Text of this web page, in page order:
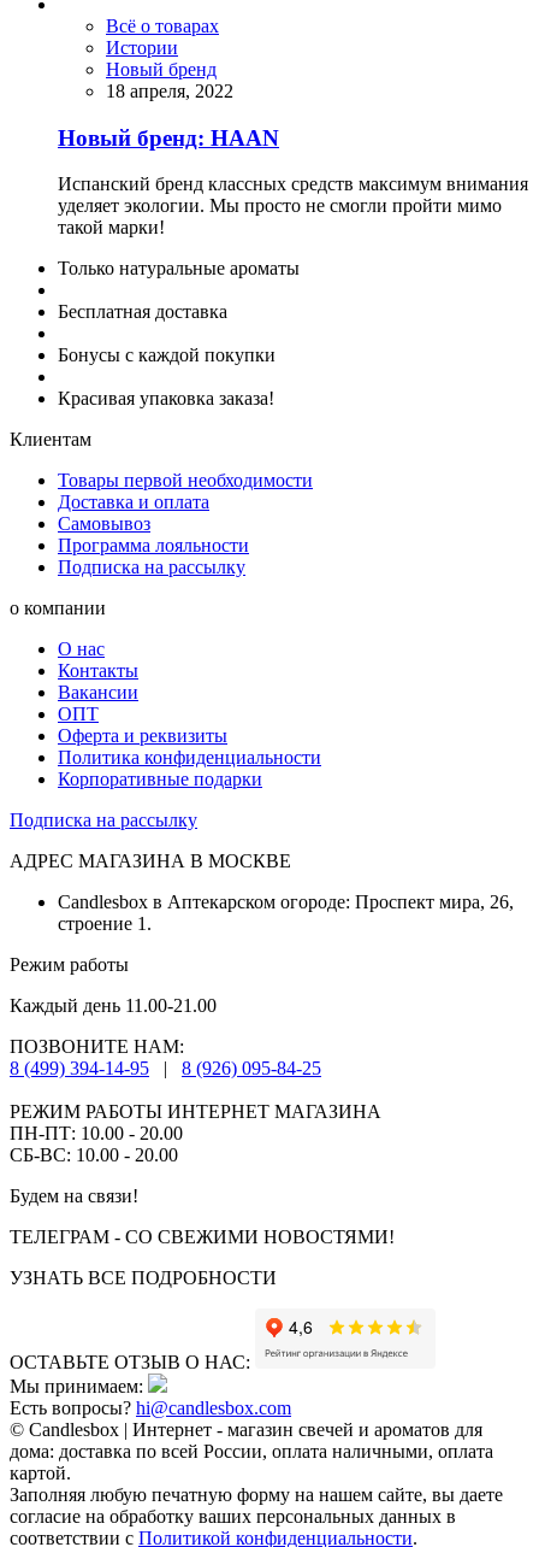
Всё о товарах
Истории
Новый бренд
18 апреля, 2022
Новый бренд: HAAN
Испанский бренд классных средств максимум внимания
уделяет экологии. Мы просто не смогли пройти мимо
такой марки!
Только натуральные ароматы
Бесплатная доставка
Бонусы с каждой покупки
Красивая упаковка заказа!
Клиентам
Товары первой необходимости
Доставка и оплата
Самовывоз
Программа лояльности
Подписка на рассылку
о компании
О нас
Контакты
Вакансии
ОПТ
Оферта и реквизиты
Политика конфиденциальности
Корпоративные подарки
Подписка на рассылку
АДРЕС МАГАЗИНА В МОСКВЕ
Candlesbox в Аптекарском огороде: Проспект мира, 26,
строение 1.
Режим работы
Каждый день 11.00-21.00
ПОЗВОНИТЕ НАМ:
8 (499) 394-14-95
| 8 (926) 095-84-25
РЕЖИМ РАБОТЫ ИНТЕРНЕТ МАГАЗИНА
ПН-ПТ: 10.00 - 20.00
СБ-ВС: 10.00 - 20.00
Будем на связи!
ТЕЛЕГРАМ - СО СВЕЖИМИ НОВОСТЯМИ!
УЗНАТЬ ВСЕ ПОДРОБНОСТИ
ОСТАВЬТЕ ОТЗЫВ О НАС:
Мы принимаем:
Есть вопросы? hi@candlesbox.com
© Candlesbox | Интернет - магазин свечей и ароматов для
дома: доставка по всей России, оплата наличными, оплата
картой.
Заполняя любую печатную форму на нашем сайте, вы даете
согласие на обработку ваших персональных данных в
соответствии с Политикой конфиденциальности.